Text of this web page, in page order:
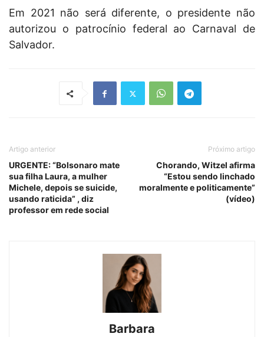
Em 2021 não será diferente, o presidente não
autorizou o patrocínio federal ao Carnaval de
Salvador.
Artigo anterior
URGENTE: “Bolsonaro mate
sua filha Laura, a mulher
Michele, depois se suicide,
usando raticida” , diz
professor em rede social
Próximo artigo
Chorando, Witzel afirma
“Estou sendo linchado
moralmente e politicamente”
(vídeo)
Barbara